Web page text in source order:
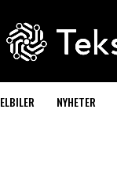
ELBILER NYHETER